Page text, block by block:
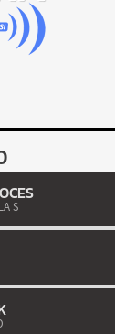
S